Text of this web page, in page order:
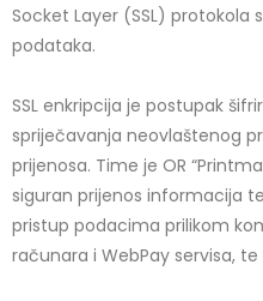
Socket Layer (SSL) protokola
podataka.
SSL enkripcija je postupak
spriječavanja neovlaštenog
prijenosa. Time je OR
siguran prijenos informacija
pristup podacima prilikom
računara i WebPay servisa,